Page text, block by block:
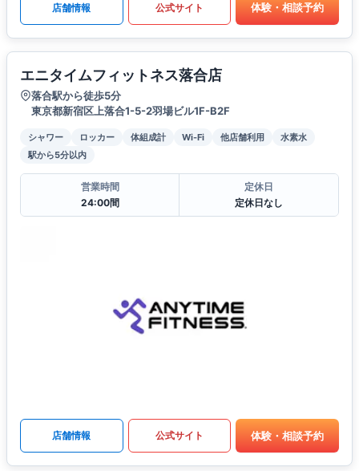
店舗情報 公式サイト 体験・相談予約
エニタイムフィットネス落合店
落合駅から徒歩5分
東京都新宿区上落合1-5-2羽場ビル1F-B2F
シャワー ロッカー 体組成計 Wi-Fi 他店舗利用
水素水
駅から5分以内
営業時間
24:00間
定休日
定休日なし
店舗情報 公式サイト 体験・相談予約